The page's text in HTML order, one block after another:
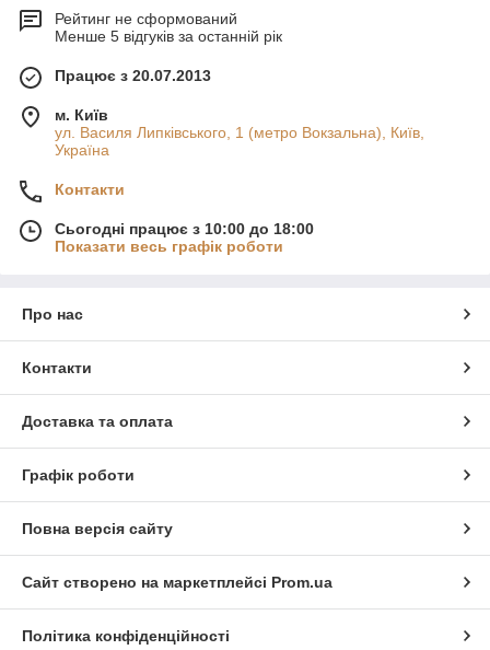
Рейтинг не сформований
Менше 5 відгуків за останній рік
Працює з 20.07.2013
м. Київ
ул. Василя Липківського, 1 (метро Вокзальна), Київ,
Україна
Контакти
Сьогодні працює з 10:00 до 18:00
Показати весь графік роботи
Про нас
Контакти
Доставка та оплата
Графік роботи
Повна версія сайту
Сайт створено на маркетплейсі Prom.ua
Політика конфіденційності